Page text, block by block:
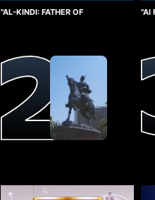
"AL-KINDI: FATHER OF
"AI